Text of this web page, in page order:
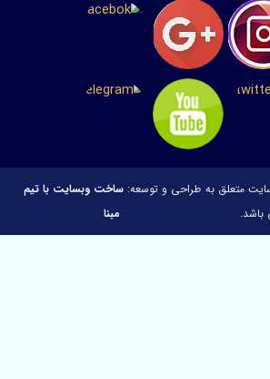
به طراحی و توسعه:ساخت وبسایت با تیم